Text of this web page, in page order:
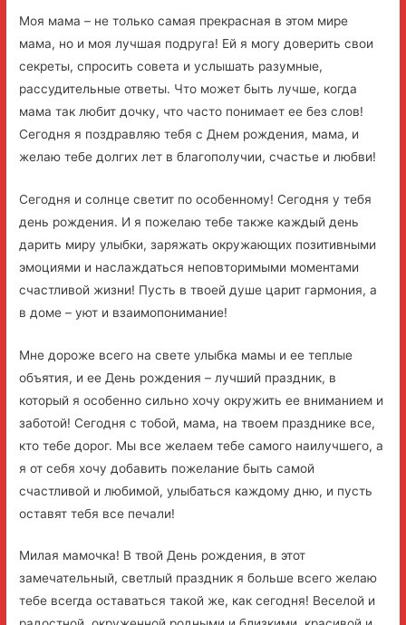
Моя мама – не только самая прекрасная в этом мире
мама, но и моя лучшая подруга! Ей я могу доверить свои
секреты, спросить совета и услышать разумные,
рассудительные ответы. Что может быть лучше, когда
мама так любит дочку, что часто понимает ее без слов!
Сегодня я поздравляю тебя с Днем рождения, мама, и
желаю тебе долгих лет в благополучии, счастье и любви!
Сегодня и солнце светит по особенному! Сегодня у тебя
день рождения. И я пожелаю тебе также каждый день
дарить миру улыбки, заряжать окружающих позитивными
эмоциями и наслаждаться неповторимыми моментами
счастливой жизни! Пусть в твоей душе царит гармония, а
в доме – уют и взаимопонимание!
Мне дороже всего на свете улыбка мамы и ее теплые
объятия, и ее День рождения – лучший праздник, в
который я особенно сильно хочу окружить ее вниманием и
заботой! Сегодня с тобой, мама, на твоем празднике все,
кто тебе дорог. Мы все желаем тебе самого наилучшего, а
я от себя хочу добавить пожелание быть самой
счастливой и любимой, улыбаться каждому дню, и пусть
оставят тебя все печали!
Милая мамочка! В твой День рождения, в этот
замечательный, светлый праздник я больше всего желаю
тебе всегда оставаться такой же, как сегодня! Веселой и